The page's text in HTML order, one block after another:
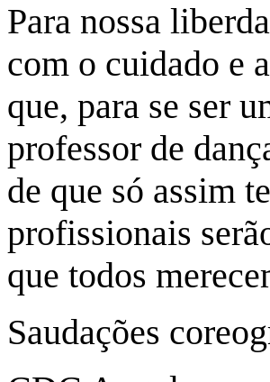
Para nossa
com o cuidado e
que, para se ser
professor de
de que só assim
profissionais
que todos
Saudações